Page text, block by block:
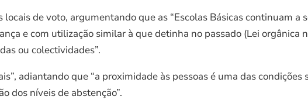
de voto, argumentando que as “Escolas Básicas continuam a
e com utilização similar à que detinha no passado (Lei orgânica
ou colectividades”.
adiantando que “a proximidade às pessoas é uma das
dos níveis de abstenção”.